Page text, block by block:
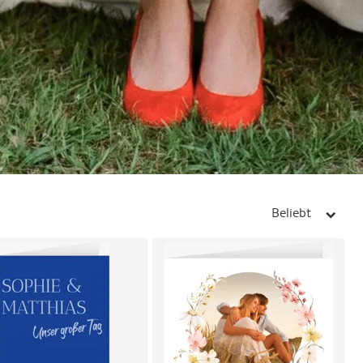
Beliebt arrow_right